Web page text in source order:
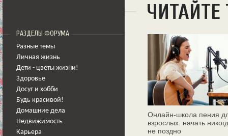
РАЗДЕЛЫ ФОРУМА
Разные темы
Личная жизнь
Дети - цветы жизни!
Здоровье
Досуг и хобби
Будь красивой!
Домашние дела
Недвижимость
Карьера
Онлайн‑школа пения
взрослых: начать
не поздно